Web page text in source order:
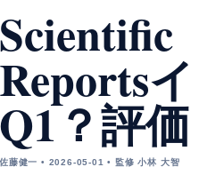
Scientific
Reports
Q1？評価
佐藤健一 • 2026-05-01 • 監修 小林 大智